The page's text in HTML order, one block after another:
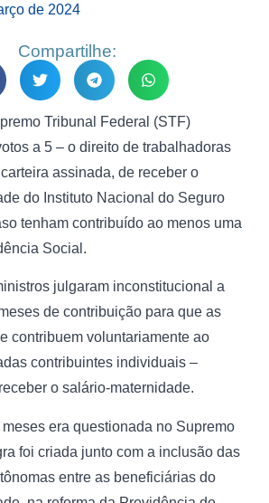
de 2024
Compartilhe:
Tribunal Federal (STF)
a 5 – o direito de trabalhadoras
assinada, de receber o
do Instituto Nacional do Seguro
tenham contribuído ao menos uma
Social.
julgaram inconstitucional a
de contribuição para que as
contribuem voluntariamente ao
contribuintes individuais –
o salário-maternidade.
era questionada no Supremo
foi criada junto com a inclusão das
entre as beneficiárias do